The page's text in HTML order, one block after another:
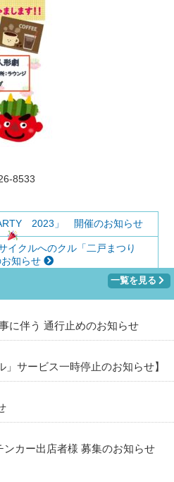
8533
2023」 開催のお知らせ
イクルへのクル「二戸まつり
知らせ
一覧を見る
に伴う 通行止めのお知らせ
」サービス一時停止のお知らせ】
カー出店者様 募集のお知らせ